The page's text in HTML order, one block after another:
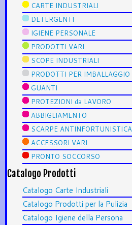
CARTE INDUSTRIALI
DETERGENTI
IGIENE PERSONALE
PRODOTTI VARI
SCOPE INDUSTRIALI
PRODOTTI PER IMBALLAGGIO
GUANTI
PROTEZIONI da LAVORO
ABBIGLIAMENTO
SCARPE ANTINFORTUNISTICA
ACCESSORI VARI
PRONTO SOCCORSO
Catalogo Prodotti
Catalogo Carte Industriali
Catalogo Prodotti per la Pulizia
Catalogo Igiene della Persona